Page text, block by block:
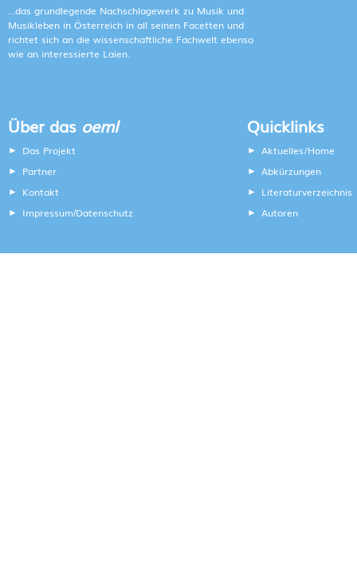
...das grundlegende Nachschlagewerk zu Musik und
Musikleben in Österreich in all seinen Facetten und
richtet sich an die wissenschaftliche Fachwelt ebenso
wie an interessierte Laien.
Über das oeml
Das Projekt
Partner
Kontakt
Impressum/Datenschutz
Quicklinks
Aktuelles/Home
Abkürzungen
Literaturverzeichnis
Autoren